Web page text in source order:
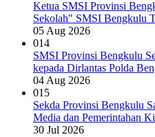
Ketua SMSI Provinsi
Sekolah" SMSI Bengkulu
05 Aug 2026
014
SMSI Provinsi Bengkulu
kepada Dirlantas Polda
04 Aug 2026
015
Sekda Provinsi Bengkulu
Media dan Pemerintahan
30 Jul 2026